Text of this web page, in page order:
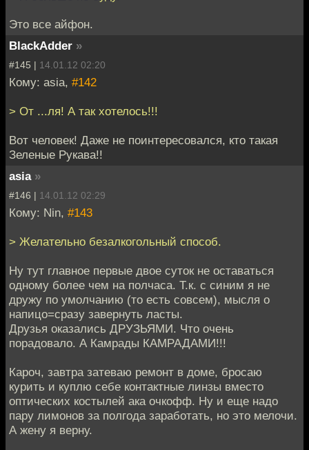
Это все айфон.
BlackAdder »
#145 | 14.01.12 02:20
Кому: asia, #142
> От ...ля! А так хотелось!!!
Вот человек! Даже не поинтересовался, кто такая
Зеленые Рукава!!
asia »
#146 | 14.01.12 02:29
Кому: Nin, #143
> Желательно безалкогольный способ.
Ну тут главное первые двое суток не оставаться
одному более чем на полчаса. Т.к. с синим я не
дружу по умолчанию (то есть совсем), мысля о
напицо=сразу завернуть ласты.
Друзья оказались ДРУЗЬЯМИ. Что очень
порадовало. А Камрады КАМРАДАМИ!!!
Кароч, завтра затеваю ремонт в доме, бросаю
курить и куплю себе контактные линзы вместо
оптических костылей ака очкофф. Ну и еще надо
пару лимонов за полгода заработать, но это мелочи.
А жену я верну.